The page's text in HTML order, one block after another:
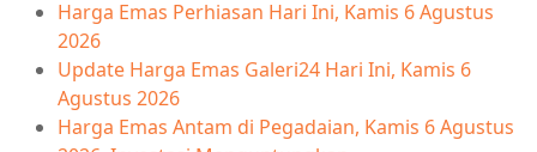
Harga Emas Perhiasan Hari Ini, Kamis 6 Agustus
2026
Update Harga Emas Galeri24 Hari Ini, Kamis 6
Agustus 2026
Harga Emas Antam di Pegadaian, Kamis 6 Agustus